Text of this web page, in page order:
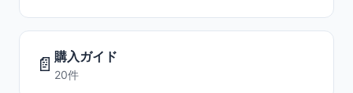
📄 購入ガイド
20件